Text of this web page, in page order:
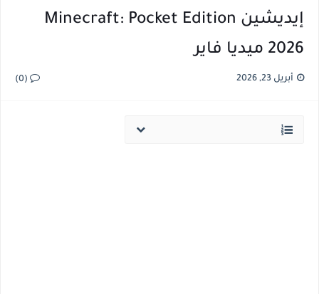
إيديشين Minecraft: Pocket Edition
2026 ميديا فاير
أبريل 23, 2026 (0)